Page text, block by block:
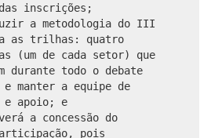
inscrições;
a metodologia do III
as trilhas: quatro
(um de cada setor) que
durante todo o debate
manter a equipe de
apoio; e
a concessão do
pois